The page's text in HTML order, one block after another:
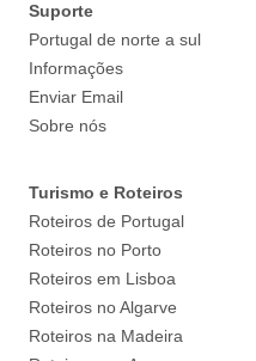
Suporte
Portugal de norte a sul
Informações
Enviar Email
Sobre nós
Turismo e Roteiros
Roteiros de Portugal
Roteiros no Porto
Roteiros em Lisboa
Roteiros no Algarve
Roteiros na Madeira